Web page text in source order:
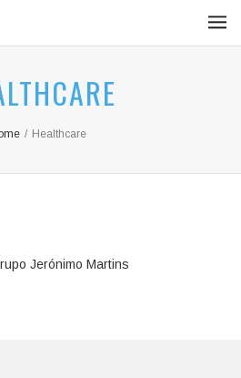
/ Healthcare
dapibus. eleifend ac, enim.
Aliquam...MARTINS
dapibus. eleifend ac, enim.